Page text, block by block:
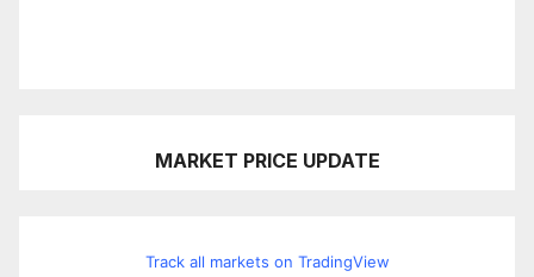
MARKET PRICE UPDATE
Track all markets on TradingView